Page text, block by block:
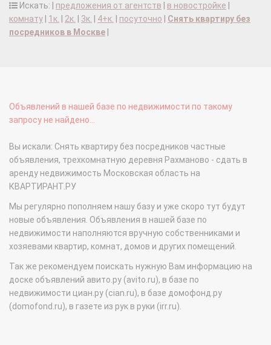
Искать: | предложения от агентств в новостройке
комнату
1к. 2к. 3к. 4+к. посуточно
Снять квартиру без
посредников в Москве
Объявлений в нашей базе по недвижимости по такому
запросу не найдено...
Вы искали: Снять квартиру без посредников частные
объявления, трехкомнатную деревня Рахманово - сдать в
аренду недвижимость Московская область на
КВАРТИРАНТ.РУ
Мы регулярно пополняем нашу базу и уже скоро тут будут
новые объявления. Объявления в нашей базе по
недвижимости наполняются вручную собственниками и
хозяевами квартир, комнат, домов и других помещений.
Так же рекомендуем поискать нужную Вам информацию на
доске объявлений авито.ру (avito.ru), в базе по
недвижимости циан.ру (cian.ru), в базе домофонд.ру
(domofond.ru), в газете из рук в руки (irr.ru).